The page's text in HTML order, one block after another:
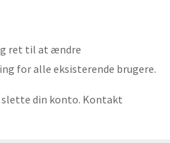
ret til at ændre
for alle eksisterende brugere.
din konto. Kontakt